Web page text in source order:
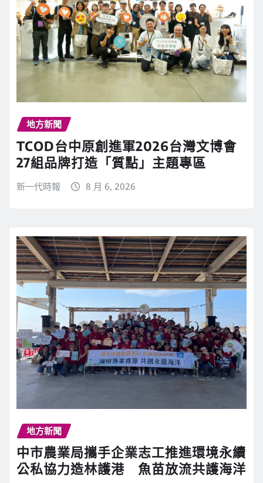
地方新聞
TCOD台中原創進軍2026台灣文博會
27組品牌打造「質點」主題專區
新一代時報 8 月 6, 2026
地方新聞
中市農業局攜手企業志工推進環境永續
公私協力造林護港 魚苗放流共護海洋